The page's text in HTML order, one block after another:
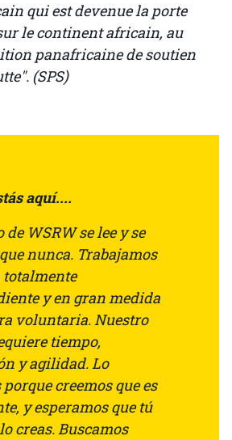
qui est devenue la porte
le continent africain, au
panafricaine de soutien
(SPS)
aquí....
WSRW se lee y se
nunca. Trabajamos
totalmente
y en gran medida
voluntaria. Nuestro
tiempo,
y agilidad. Lo
creemos que es
y esperamos que tú
creas. Buscamos